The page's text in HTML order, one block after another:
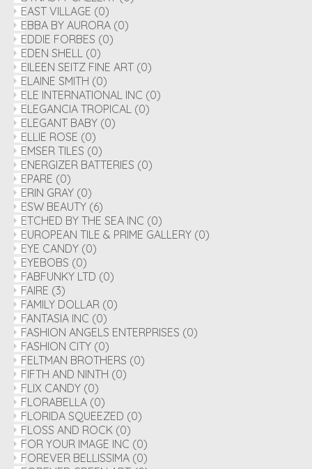
EAST VILLAGE (0)
EBBA BY AURORA (0)
EDDIE FORBES (0)
EDEN SHELL (0)
EILEEN SEITZ FINE ART (0)
ELAINE SMITH (0)
ELE INTERNATIONAL INC (0)
ELEGANCIA TROPICAL (0)
ELEGANT BABY (0)
ELLIE ROSE (0)
EMSER TILES (0)
ENERGIZER BATTERIES (0)
EPARE (0)
ERIN GRAY (0)
ESW BEAUTY (6)
ETCHED BY THE SEA INC (0)
EUROPEAN TILE & PRIME GALLERY (0)
EYE CANDY (0)
EYEBOBS (0)
FABFUNKY LTD (0)
FAIRE (3)
FAMILY DOLLAR (0)
FANTASIA INC (0)
FASHION ANGELS ENTERPRISES (0)
FASHION CITY (0)
FELTMAN BROTHERS (0)
FIFTH AND NINTH (0)
FLIX CANDY (0)
FLORABELLA (0)
FLORIDA SQUEEZED (0)
FLOSS AND ROCK (0)
FOR YOUR IMAGE INC (0)
FOREVER BELLISSIMA (0)